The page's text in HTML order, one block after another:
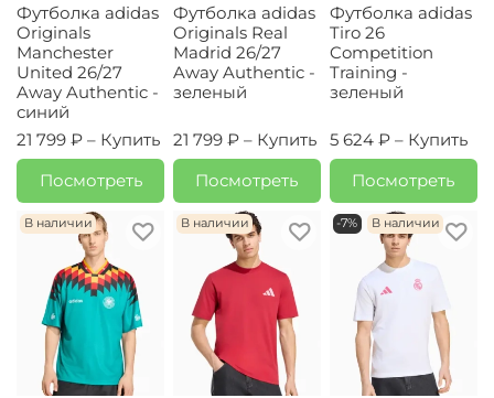
Футболка adidas
Originals
Manchester
United 26/27
Away Authentic -
синий
21 799 ₽ – Купить
Посмотреть
Футболка adidas
Originals Real
Madrid 26/27
Away Authentic -
зеленый
21 799 ₽ – Купить
Посмотреть
Футболка adidas
Tiro 26
Competition
Training -
зеленый
5 624 ₽ – Купить
Посмотреть
В наличии В наличии -7% В наличии